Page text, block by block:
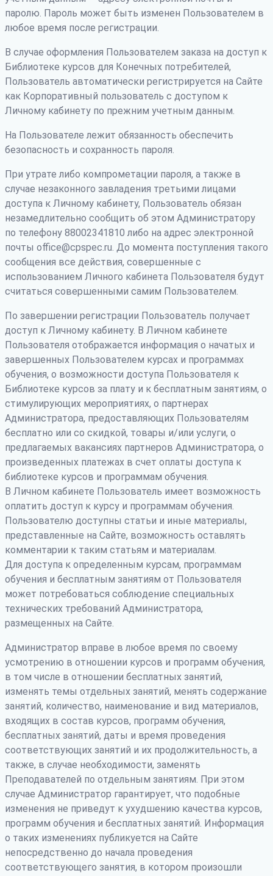
паролю. Пароль может быть изменен Пользователем в
любое время после регистрации.
В случае оформления Пользователем заказа на доступ к
Библиотеке курсов для Конечных потребителей,
Пользователь автоматически регистрируется на Сайте
как Корпоративный пользователь с доступом к
Личному кабинету по прежним учетным данным.
На Пользователе лежит обязанность обеспечить
безопасность и сохранность пароля.
При утрате либо компрометации пароля, а также в
случае незаконного завладения третьими лицами
доступа к Личному кабинету, Пользователь обязан
незамедлительно сообщить об этом Администратору
по телефону 88002341810 либо на адрес электронной
почты office@cpspec.ru. До момента поступления такого
сообщения все действия, совершенные с
использованием Личного кабинета Пользователя будут
считаться совершенными самим Пользователем.
По завершении регистрации Пользователь получает
доступ к Личному кабинету. В Личном кабинете
Пользователя отображается информация о начатых и
завершенных Пользователем курсах и программах
обучения, о возможности доступа Пользователя к
Библиотеке курсов за плату и к бесплатным занятиям, о
стимулирующих мероприятиях, о партнерах
Администратора, предоставляющих Пользователям
бесплатно или со скидкой, товары и/или услуги, о
предлагаемых вакансиях партнеров Администратора, о
произведенных платежах в счет оплаты доступа к
библиотеке курсов и программам обучения.
В Личном кабинете Пользователь имеет возможность
оплатить доступ к курсу и программам обучения.
Пользователю доступны статьи и иные материалы,
представленные на Сайте, возможность оставлять
комментарии к таким статьям и материалам.
Для доступа к определенным курсам, программам
обучения и бесплатным занятиям от Пользователя
может потребоваться соблюдение специальных
технических требований Администратора,
размещенных на Сайте.
Администратор вправе в любое время по своему
усмотрению в отношении курсов и программ обучения,
в том числе в отношении бесплатных занятий,
изменять темы отдельных занятий, менять содержание
занятий, количество, наименование и вид материалов,
входящих в состав курсов, программ обучения,
бесплатных занятий, даты и время проведения
соответствующих занятий и их продолжительность, а
также, в случае необходимости, заменять
Преподавателей по отдельным занятиям. При этом
случае Администратор гарантирует, что подобные
изменения не приведут к ухудшению качества курсов,
программ обучения и бесплатных занятий. Информация
о таких изменениях публикуется на Сайте
непосредственно до начала проведения
соответствующего занятия, в котором произошли